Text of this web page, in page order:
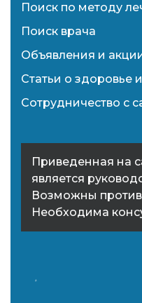
Поиск по методу
Поиск врача
Объявления и
Статьи о здоровье
Сотрудничество с
Приведенная на
является
Возможны
Необходима